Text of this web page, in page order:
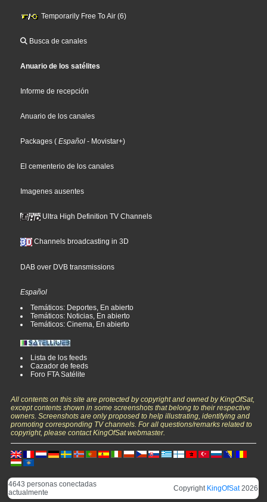
Temporarily Free To Air (6)
Busca de canales
Anuario de los satélites
Informe de recepción
Anuario de los canales
Packages ( Español - Movistar+)
El cementerio de los canales
Imagenes ausentes
Ultra High Definition TV Channels
Channels broadcasting in 3D
DAB over DVB transmissions
Español
Temáticos: Deportes, En abierto
Temáticos: Noticias, En abierto
Temáticos: Cinema, En abierto
Lista de los feeds
Cazador de feeds
Foro FTA Satélite
All contents on this site are protected by copyright and owned by KingOfSat,
except contents shown in some screenshots that belong to their respective
owners. Screenshots are only proposed to help illustrating, identifying and
promoting corresponding TV channels. For all questions/remarks related to
copyright, please contact KingOfSat webmaster.
4643 personas conectadas
actualmente
Copyright KingOfSat2026